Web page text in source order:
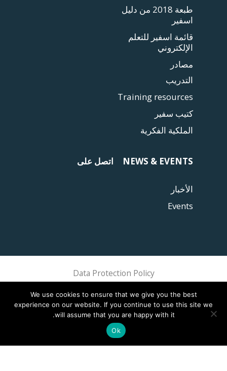
طبعة 2018 من دليل
اسفير
قائمة اسفير للتعلم
الإلكتروني
مصادر
التدريب
Training resources
كتيب سفير
الملكية الفكرية
NEWS & EVENTS
الأخبار
Events
اتصل على
Data Protection Policy
We use cookies to ensure that we give you the best
experience on our website. If you continue to use this site we
will assume that you are happy with it.
Ok